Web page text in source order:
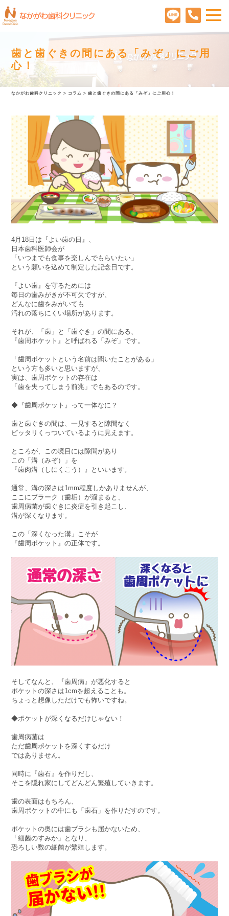
歯と歯ぐきの間にある「みぞ」にご用
心！
なかがわ歯科クリニック > コラム >歯と歯ぐきの間にある「みぞ」にご用心！
4月18日は『よい歯の日』、
日本歯科医師会が
「いつまでも食事を楽しんでもらいたい」
という願いを込めて制定した記念日です。
『よい歯』を守るためには
毎日の歯みがきが不可欠ですが、
どんなに歯をみがいても
汚れの落ちにくい場所があります。
それが、「歯」と「歯ぐき」の間にある、
『歯周ポケット』と呼ばれる「みぞ」です。
「歯周ポケットという名前は聞いたことがある」
という方も多いと思いますが、
実は、歯周ポケットの存在は
「歯を失ってしまう前兆」でもあるのです。
◆『歯周ポケット』って一体なに？
歯と歯ぐきの間は、一見すると隙間なく
ピッタリくっついているように見えます。
ところが、この境目には隙間があり
この「溝（みぞ）」を
『歯肉溝（しにくこう）』といいます。
通常、溝の深さは1mm程度しかありませんが、
ここにプラーク（歯垢）が溜まると、
歯周病菌が歯ぐきに炎症を引き起こし、
溝が深くなります。
この「深くなった溝」こそが
『歯周ポケット』の正体です。
そしてなんと、『歯周病』が悪化すると
ポケットの深さは1cmを超えることも。
ちょっと想像しただけでも怖いですね。
◆ポケットが深くなるだけじゃない！
歯周病菌は
ただ歯周ポケットを深くするだけ
ではありません。
同時に『歯石』を作りだし、
そこを隠れ家にしてどんどん繁殖していきます。
歯の表面はもちろん、
歯周ポケットの中にも「歯石」を作りだすのです。
ポケットの奥には歯ブラシも届かないため、
「細菌のすみか」となり、
恐ろしい数の細菌が繁殖します。